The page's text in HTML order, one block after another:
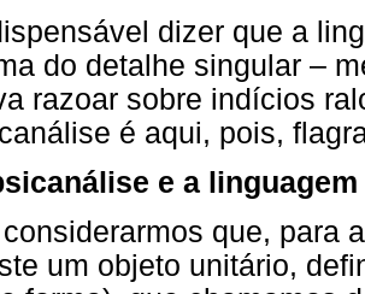
dizer que a
do detalhe singular –
razoar sobre indícios
é aqui, pois,
e a
que, para
um objeto unitário,